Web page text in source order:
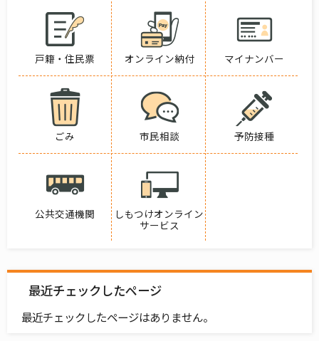
戸籍・住民票 オンライン納付 マイナンバー
ごみ 市民相談 予防接種
公共交通機関
しもつけオンライン
サービス
最近チェックしたページ
最近チェックしたページはありません。